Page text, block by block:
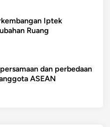
Iptek
Ruang
dan perbedaan
ASEAN